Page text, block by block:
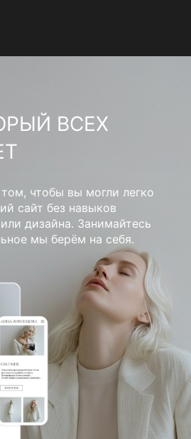
ВСЕХ
чтобы вы могли легко
сайт без навыков
дизайна. Занимайтесь
мы берём на себя.